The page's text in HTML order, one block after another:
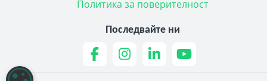
Политика за поверителност
Последвайте ни